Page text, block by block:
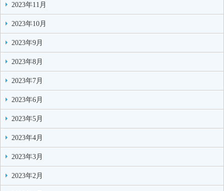
2023年11月
2023年10月
2023年9月
2023年8月
2023年7月
2023年6月
2023年5月
2023年4月
2023年3月
2023年2月